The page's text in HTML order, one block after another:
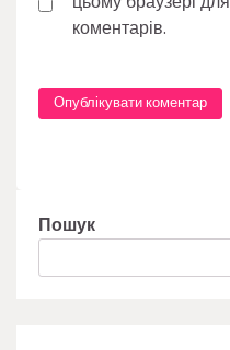
коментарів.
Пошук